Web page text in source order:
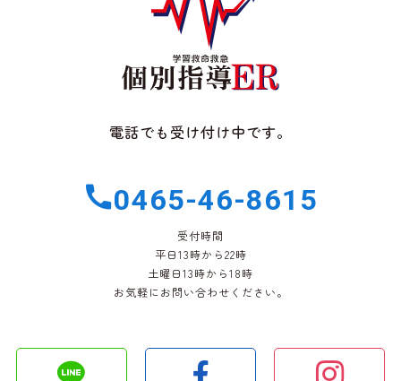
電話でも受け付け中です。
0465-46-8615
受付時間
平日13時から22時
土曜日13時から18時
お気軽にお問い合わせください。